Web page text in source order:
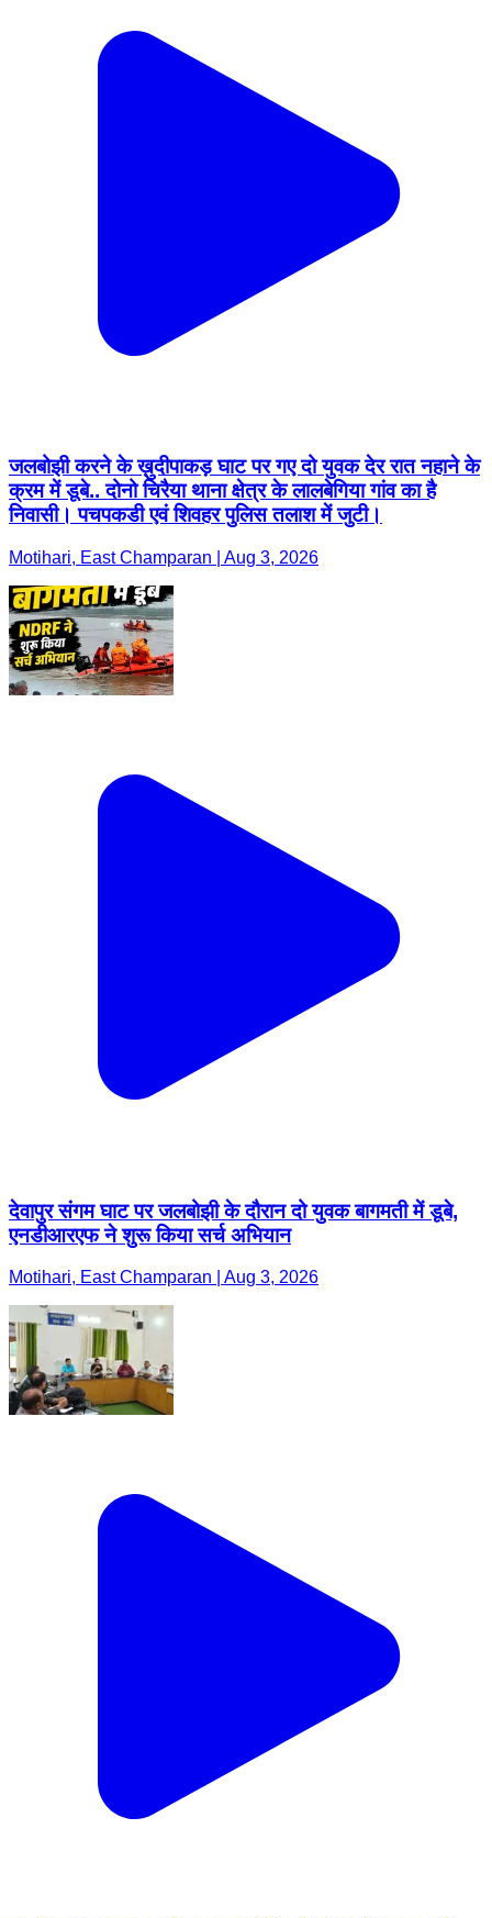
जलबोझी करने के ख़ुदीपाकड़ घाट पर गए दो युवक देर रात नहाने के
क्रम में डूबे.. दोनो चिरैया थाना क्षेत्र के लालबेगिया गांव का है
निवासी। पचपकडी एवं शिवहर पुलिस तलाश में जुटी।
Motihari, East Champaran | Aug 3, 2026
देवापुर संगम घाट पर जलबोझी के दौरान दो युवक बागमती में डूबे,
एनडीआरएफ ने शुरू किया सर्च अभियान
Motihari, East Champaran | Aug 3, 2026